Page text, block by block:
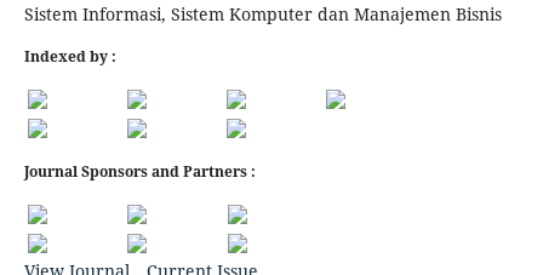
Sistem Informasi, Sistem Komputer dan Manajemen Bisnis
Indexed by :
Journal Sponsors and Partners :
View Journal Current Issue